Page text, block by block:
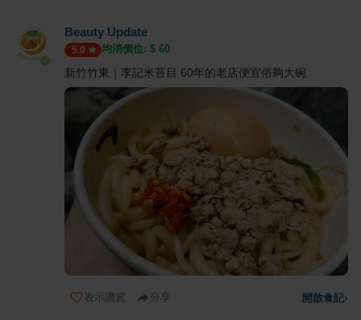
Beauty Update
5.0 均消價位: $ 60
新竹竹東｜李記米苔目 60年的老店便宜俗夠大碗
表示讚賞 分享 開啟食記›